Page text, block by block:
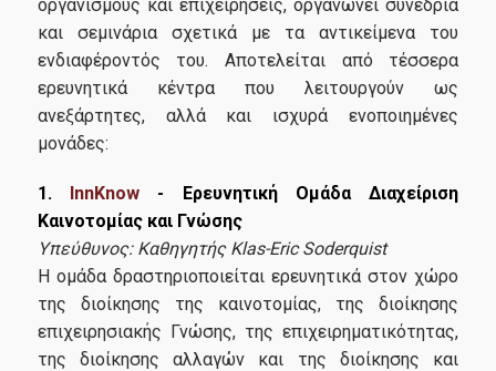
Έρευνα
Διπλωματικές Εργασίες
Διασφάλιση Ποιότητας
Πολιτική Ποιότητας
Διαδικασία Διαχείρισης Παραπόνων
οργανισμούς και επιχειρήσεις, οργανώνει συνέδρια
και σεμινάρια σχετικά με τα αντικείμενα του
ενδιαφέροντός του. Αποτελείται από τέσσερα
ερευνητικά κέντρα που λειτουργούν ως
ανεξάρτητες, αλλά και ισχυρά ενοποιημένες
μονάδες:
1. InnKnow- Ερευνητική Ομάδα Διαχείριση
Καινοτομίας και Γνώσης
Υπεύθυνος: Καθηγητής Klas-Eric Soderquist
Η ομάδα δραστηριοποιείται ερευνητικά στον χώρο
της διοίκησης της καινοτομίας, της διοίκησης
επιχειρησιακής Γνώσης, της επιχειρηματικότητας,
της διοίκησης αλλαγών και της διοίκησης και